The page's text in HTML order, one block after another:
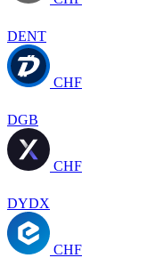
DENT
CHF
DGB
CHF
DYDX
CHF